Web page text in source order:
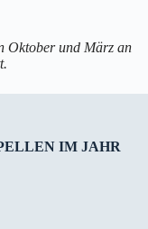
Oktober und März an
IM JAHR